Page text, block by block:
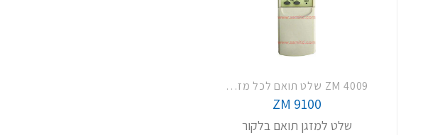
ZM 4009 שלט תואם לכל מזגני פמילי TCL LG האייר וסמסונג
ZM 9100
שלט למזגן תואם בלקור